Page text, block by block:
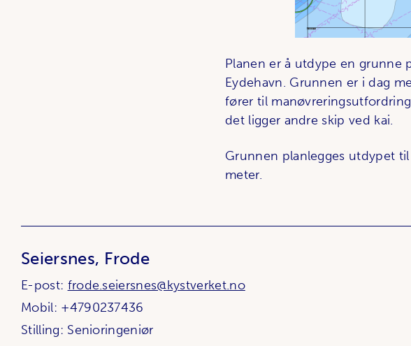
Planen er å utdype en grunne
Eydehavn. Grunnen er i dag
fører til
det ligger andre skip ved kai.
Grunnen planlegges utdypet
meter.
Seiersnes, Frode
E-post: frode.seiersnes@kystverket.no
Mobil: +4790237436
Stilling: Senioringeniør